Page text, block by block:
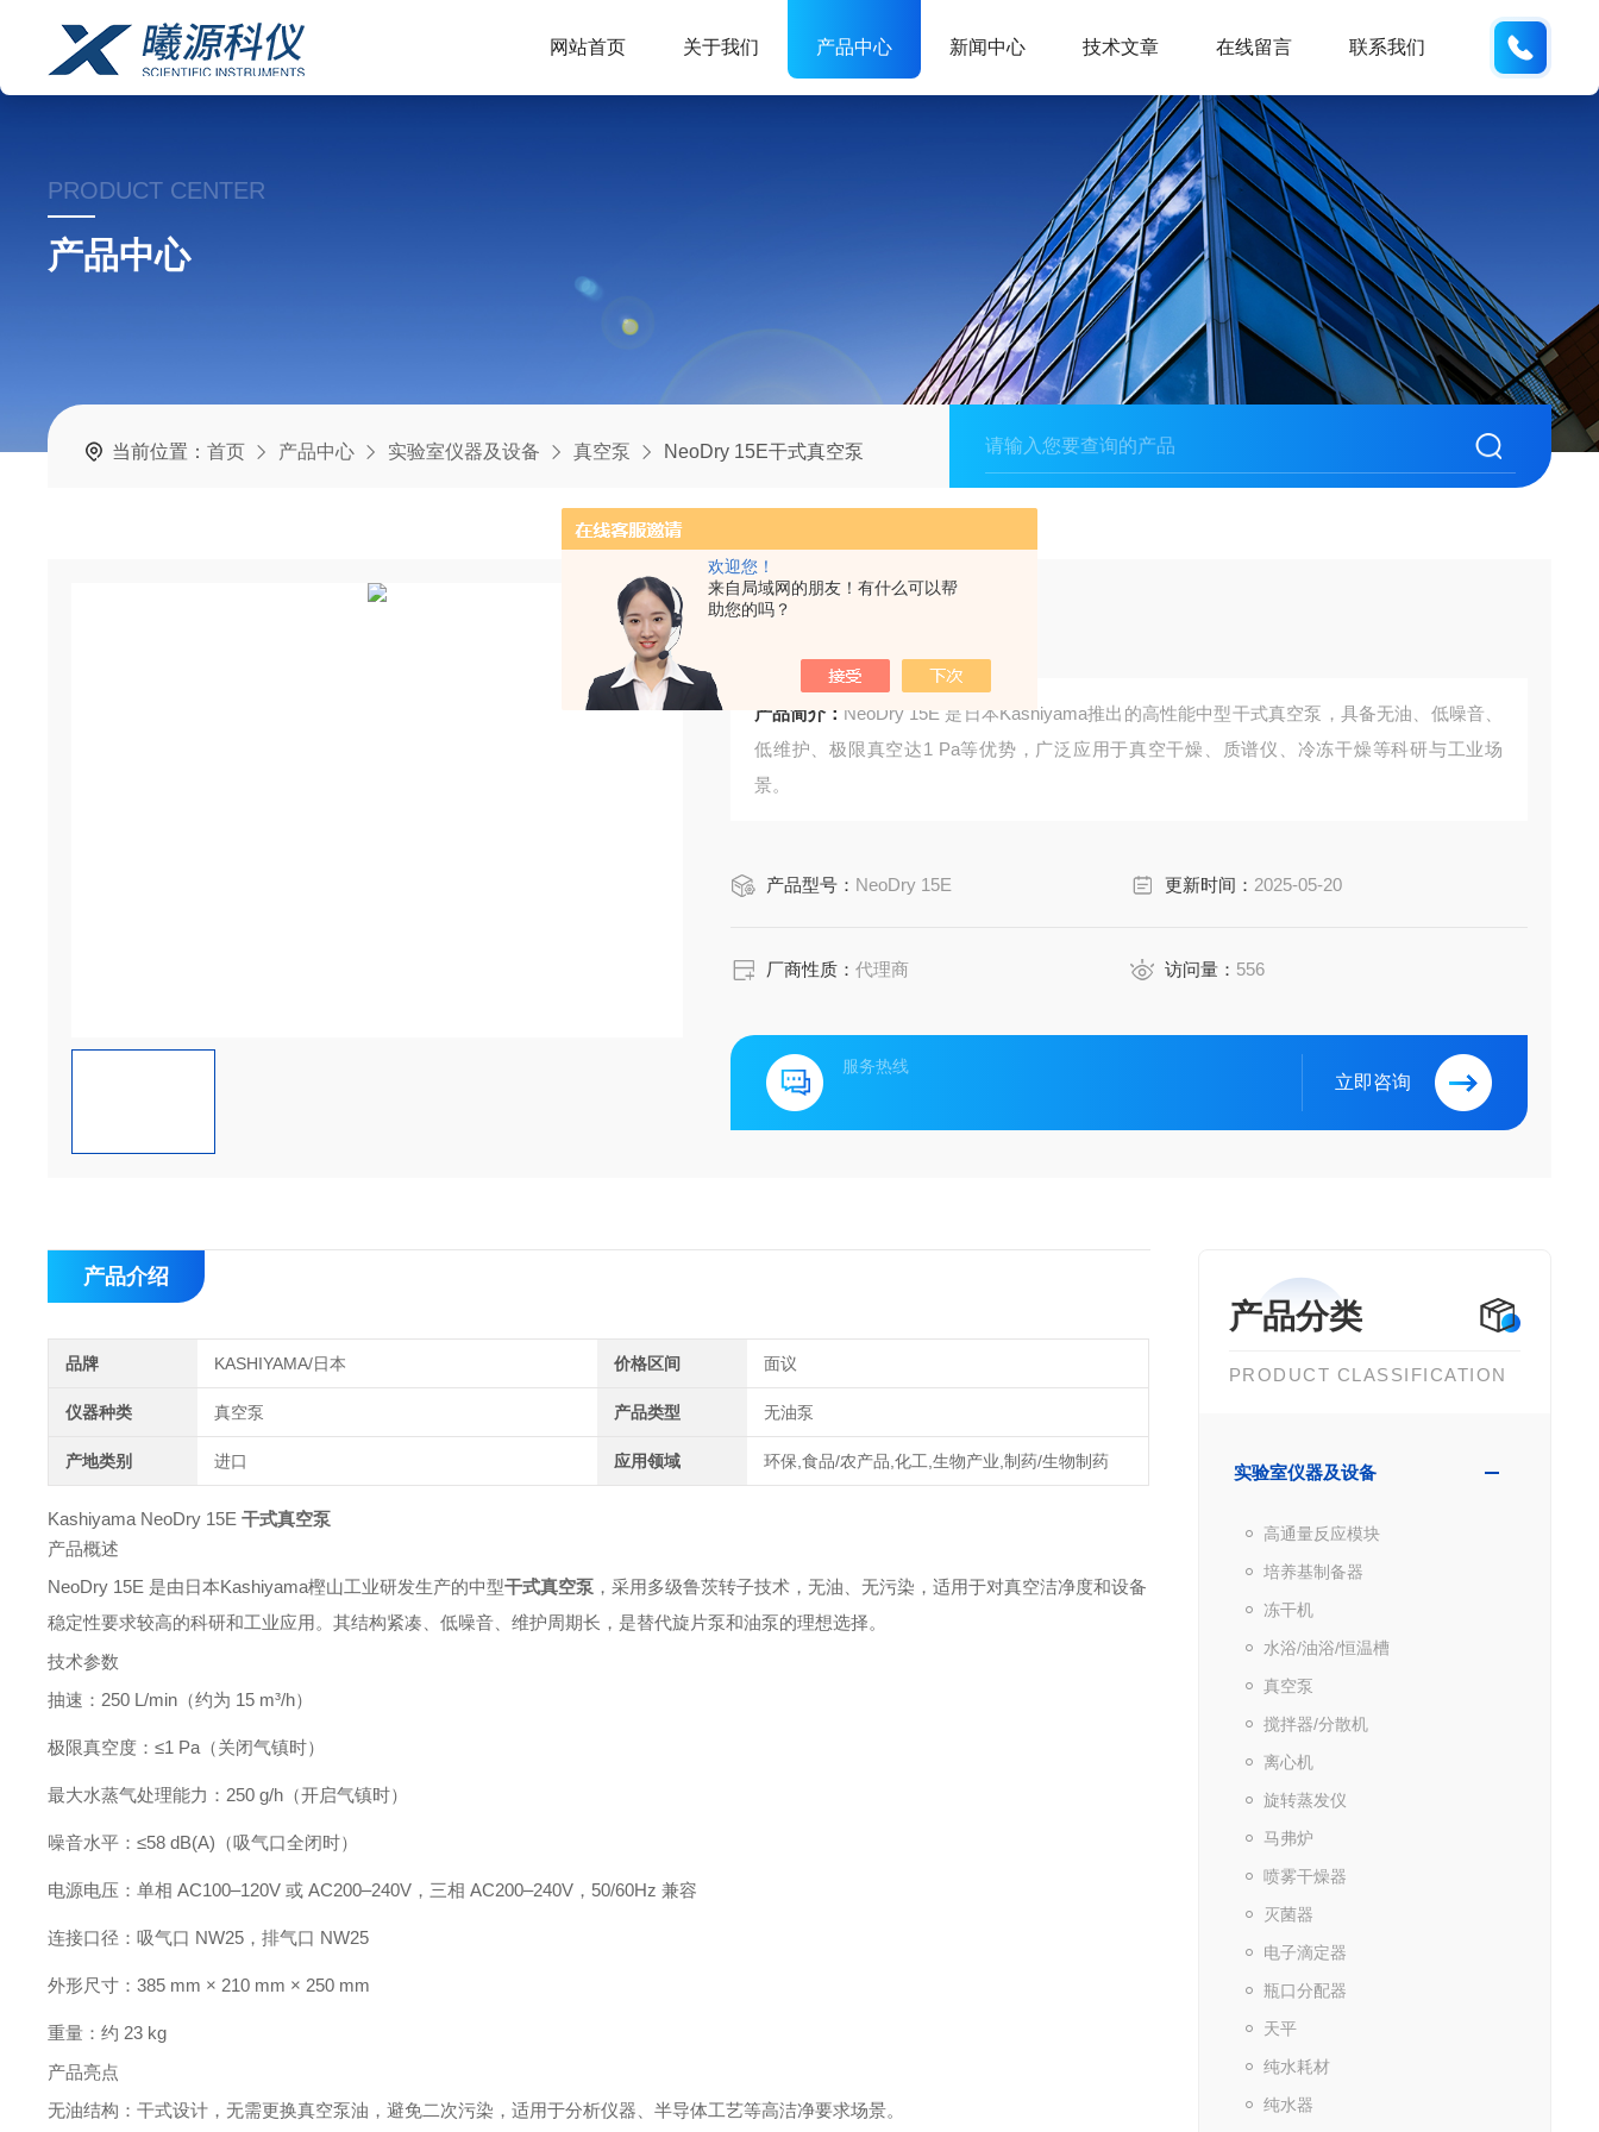
欢迎您！
来自局域网的朋友！有什么可以帮
助您的吗？
网站首页 关于我们 产品中心 新闻中心 技术文章 在线留言 联系我们
PRODUCT CENTER
产品中心
当前位置：首页 产品中心 实验室仪器及设备 真空泵 NeoDry 15E干式真空泵
产品简介： NeoDry 15E 是日本Kashiyama推出的高性能中型干式真空泵，具备无油、低噪音、
低维护、极限真空达1 Pa等优势，广泛应用于真空干燥、质谱仪、冷冻干燥等科研与工业场
景。
产品型号： NeoDry 15E 更新时间： 2025-05-20
厂商性质：代理商 访问量： 556
服务热线
立即咨询
产品分类
PRODUCT CLASSIFICATION
实验室仪器及设备
高通量反应模块
培养基制备器
冻干机
水浴/油浴/恒温槽
真空泵
搅拌器/分散机
离心机
旋转蒸发仪
马弗炉
喷雾干燥器
灭菌器
电子滴定器
瓶口分配器
天平
纯水耗材
纯水器
产品介绍
品牌 KASHIYAMA/日本 价格区间 面议
仪器种类 真空泵 产品类型 无油泵
产地类别 进口 应用领域 环保,食品/农产品,化工,生物产业,制药/生物制药
Kashiyama NeoDry 15E干式真空泵
产品概述
NeoDry 15E 是由日本Kashiyama樫山工业研发生产的中型干式真空泵 ，采用多级鲁茨转子技术，无油、无污染，适用于对真空洁净度和设备
稳定性要求较高的科研和工业应用。其结构紧凑、低噪音、维护周期长，是替代旋片泵和油泵的理想选择。
技术参数
抽速：250 L/min（约为 15 m³/h）
极限真空度：≤1 Pa（关闭气镇时）
最大水蒸气处理能力：250 g/h（开启气镇时）
噪音水平：≤58 dB(A)（吸气口全闭时）
电源电压：单相 AC100–120V 或 AC200–240V，三相 AC200–240V，50/60Hz 兼容
连接口径：吸气口 NW25，排气口 NW25
外形尺寸：385 mm × 210 mm × 250 mm
重量：约 23 kg
产品亮点
无油结构：干式设计，无需更换真空泵油，避免二次污染，适用于分析仪器、半导体工艺等高洁净要求场景。